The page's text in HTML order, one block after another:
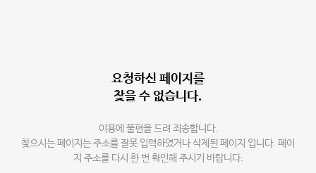
요청하신 페이지를
찾을 수 없습니다.
이용에 불편을 드려 죄송합니다.
찾으시는 페이지는 주소를 잘못 입력하였거나 삭제된 페이지 입니다. 페이
지 주소를 다시 한 번 확인해 주시기 바랍니다.